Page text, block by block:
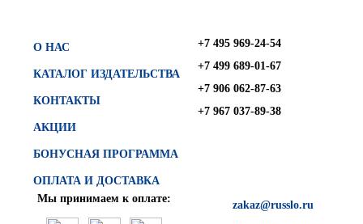
О НАС
КАТАЛОГ ИЗДАТЕЛЬСТВА
КОНТАКТЫ
АКЦИИ
БОНУСНАЯ ПРОГРАММА
ОПЛАТА И ДОСТАВКА
+7 495 969-24-54
+7 499 689-01-67
+7 906 062-87-63
+7 967 037-89-38
zakaz@russlo.ru
Мы принимаем к оплате: